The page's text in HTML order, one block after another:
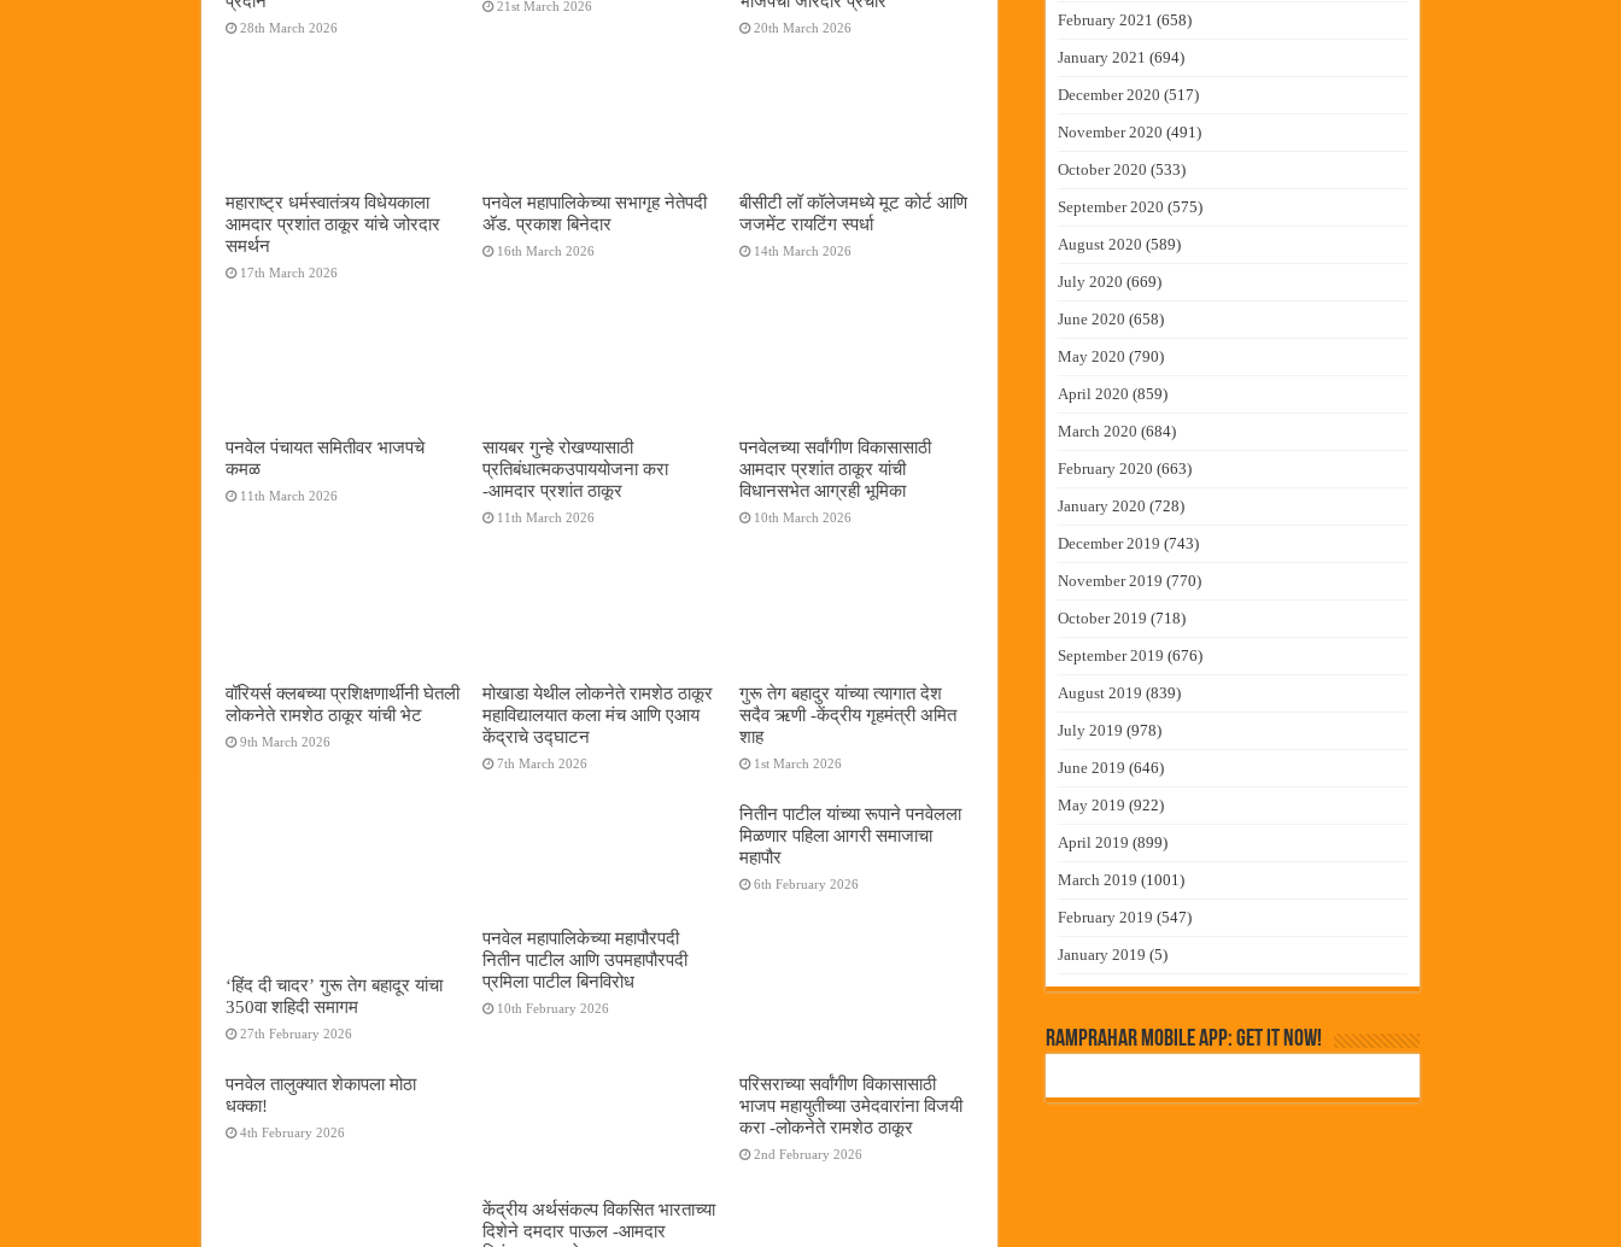
28th March 2026
21st March 2026
20th March 2026
महाराष्ट्र धर्मस्वातंत्र्य विधेयकाला
आमदार प्रशांत ठाकूर यांचे जोरदार
समर्थन
17th March 2026
पनवेल महापालिकेच्या सभागृह नेतेपदी
अ‍ॅड. प्रकाश बिनेदार
16th March 2026
बीसीटी लॉ कॉलेजमध्ये मूट कोर्ट आणि
जजमेंट रायटिंग स्पर्धा
14th March 2026
पनवेल पंचायत समितीवर भाजपचे
कमळ
11th March 2026
सायबर गुन्हे रोखण्यासाठी
प्रतिबंधात्मकउपाययोजना करा
-आमदार प्रशांत ठाकूर
11th March 2026
पनवेलच्या सर्वांगीण विकासासाठी
आमदार प्रशांत ठाकूर यांची
विधानसभेत आग्रही भूमिका
10th March 2026
वॉरियर्स क्लबच्या प्रशिक्षणार्थींनी घेतली
लोकनेते रामशेठ ठाकूर यांची भेट
9th March 2026
मोखाडा येथील लोकनेते रामशेठ ठाकूर
महाविद्यालयात कला मंच आणि एआय
केंद्राचे उद्घाटन
7th March 2026
गुरू तेग बहादुर यांच्या त्यागात देश
सदैव ऋणी -केंद्रीय गृहमंत्री अमित
शाह
1st March 2026
‘हिंद दी चादर’ गुरू तेग बहादूर यांचा
350वा शहिदी समागम
27th February 2026
पनवेल महापालिकेच्या महापौरपदी
नितीन पाटील आणि उपमहापौरपदी
प्रमिला पाटील बिनविरोध
10th February 2026
नितीन पाटील यांच्या रूपाने पनवेलला
मिळणार पहिला आगरी समाजाचा
महापौर
6th February 2026
पनवेल तालुक्यात शेकापला मोठा
धक्का!
4th February 2026
केंद्रीय अर्थसंकल्प विकसित भारताच्या
दिशेने दमदार पाऊल -आमदार
परिसराच्या सर्वांगीण विकासासाठी
भाजप महायुतीच्या उमेदवारांना विजयी
करा -लोकनेते रामशेठ ठाकूर
2nd February 2026
February 2021 (658)
January 2021 (694)
December 2020 (517)
November 2020 (491)
October 2020 (533)
September 2020 (575)
August 2020 (589)
July 2020 (669)
June 2020 (658)
May 2020 (790)
April 2020 (859)
March 2020 (684)
February 2020 (663)
January 2020 (728)
December 2019 (743)
November 2019 (770)
October 2019 (718)
September 2019 (676)
August 2019 (839)
July 2019 (978)
June 2019 (646)
May 2019 (922)
April 2019 (899)
March 2019 (1001)
February 2019 (547)
January 2019 (5)
RamPrahar Mobile App: Get it Now!